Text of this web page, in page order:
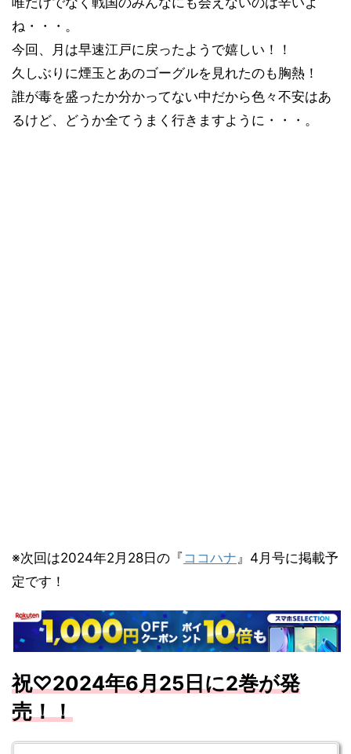
ね・・・。
今回、月は早速江戸に戻ったようで嬉しい！！
久しぶりに煙玉とあのゴーグルを見れたのも胸熱！
誰が毒を盛ったか分かってない中だから色々不安はあ
るけど、どうか全てうまく行きますように・・・。
※次回は2024年2月28日の『ココハナ 』4月号に掲載予
定です！
祝♡2024年6月25日に2巻が発
売！！